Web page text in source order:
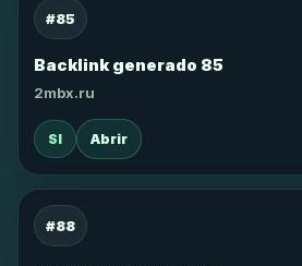
#85
Backlink generado 85
2mbx.ru
SI Abrir
#88